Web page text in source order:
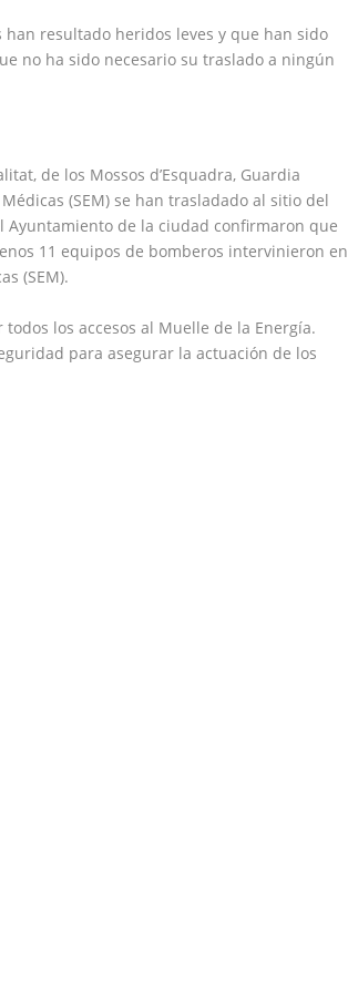
resultado heridos leves y que han sido
no ha sido necesario su traslado a ningún
de los Mossos d’Esquadra, Guardia
(SEM) se han trasladado al sitio del
Ayuntamiento de la ciudad confirmaron que
11 equipos de bomberos intervinieron en
(SEM).
los accesos al Muelle de la Energía.
para asegurar la actuación de los